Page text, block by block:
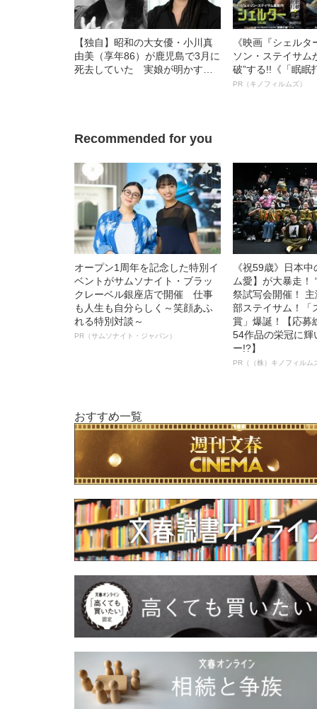
【独自】昭和の大女優・小川真
由美（享年86）が鹿児島で3月に
死去していた 実娘が明かす
《映画『シェル
ソン・ステイサム
破”する!!《「眠眠
ボ》
PR（キノフィルムズ）
Recommended for you
オープン1周年を記念した特別イ
ベントがサムソナイト・ブラッ
クレーベル銀座店で開催 仕事
も人生も自分らしく～笑顔あふ
れる特別対談～
PR（サムソナイト・ジャパン）
《祝59歳》日本
ム愛】が大暴走！
祭試写会開催！
部ステイサム！「
賞」爆誕！【応募
54作品の栄冠に輝
ー!?】
PR（（株）キノフィルム
おすすめ一覧